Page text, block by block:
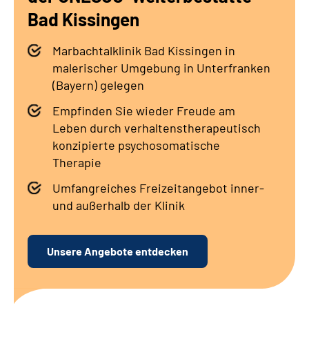
Gebärdensprache
Bad Kissingen
Marbachtalklinik Bad Kissingen in
malerischer Umgebung in Unterfranken
(Bayern) gelegen
Empfinden Sie wieder Freude am
Leben durch verhaltenstherapeutisch
konzipierte psychosomatische
Therapie
Umfangreiches Freizeitangebot inner-
und außerhalb der Klinik
Unsere Angebote entdecken